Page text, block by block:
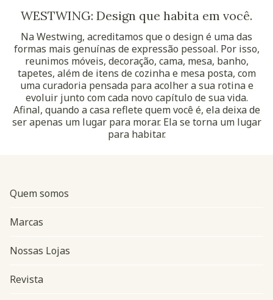
WESTWING: Design que habita em você.
Na Westwing, acreditamos que o design é uma das
formas mais genuínas de expressão pessoal. Por isso,
reunimos móveis, decoração, cama, mesa, banho,
tapetes, além de itens de cozinha e mesa posta, com
uma curadoria pensada para acolher a sua rotina e
evoluir junto com cada novo capítulo de sua vida.
Afinal, quando a casa reflete quem você é, ela deixa de
ser apenas um lugar para morar. Ela se torna um lugar
para habitar.
Quem somos
Marcas
Nossas Lojas
Revista